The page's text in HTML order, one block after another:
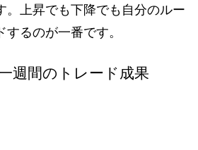
。上昇でも下降でも自分のルー
るのが一番です。
週間のトレード成果